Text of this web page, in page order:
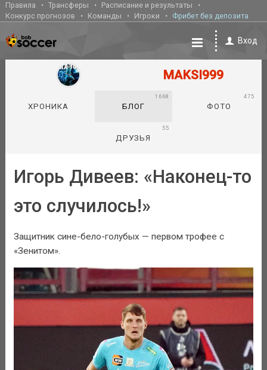
Правила Трансферы
Расписание и результаты
Конкурс прогнозов
Команды Игроки Фрибет без депозита
Вход
MAKSI999
ХРОНИКА БЛОГ
1668
ФОТО
475
ДРУЗЬЯ
55
Игорь Дивеев: «Наконец-то
это случилось!»
Защитник сине-бело-голубых — первом трофее с
«Зенитом».